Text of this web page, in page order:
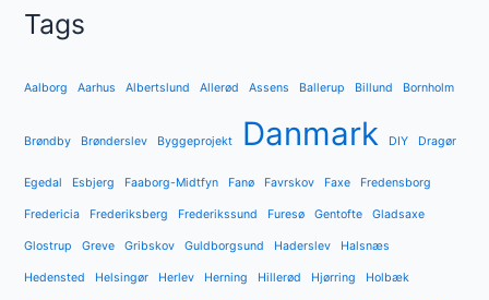
Tags
Aalborg Aarhus Albertslund Allerød Assens Ballerup Billund Bornholm
Brøndby Brønderslev Byggeprojekt Danmark DIY Dragør
Egedal Esbjerg Faaborg-Midtfyn Fanø Favrskov Faxe Fredensborg
Fredericia Frederiksberg Frederikssund Furesø Gentofte Gladsaxe
Glostrup Greve Gribskov Guldborgsund Haderslev Halsnæs
Hedensted Helsingør Herlev Herning Hillerød Hjørring Holbæk